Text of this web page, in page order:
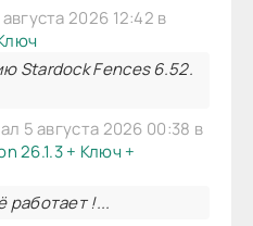
2026 12:42 в
Stardock Fences 6.52.
5 августа 2026 00:38 в
26.1.3 + Ключ +
работает !...